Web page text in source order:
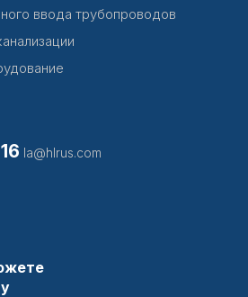
ввода трубопроводов
la@hlrus.com